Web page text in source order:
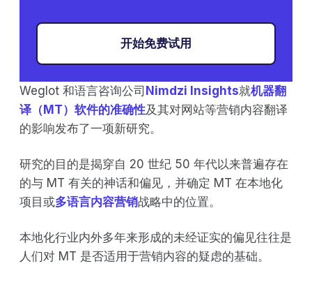
Weglot 和语言咨询公司 Nimdzi Insights就机器翻
译（MT）软件的准确性及其对网站等营销内容翻译
的影响发布了一项新研究。
研究的目的是揭穿自 20 世纪 50 年代以来普遍存在
的与 MT 有关的神话和偏见，并确定 MT 在本地化
项目或多语言内容营销战略中的位置。
本地化行业内外多年来形成的未经证实的偏见往往是
人们对 MT 是否适用于营销内容的疑虑的基础。
开始免费试用